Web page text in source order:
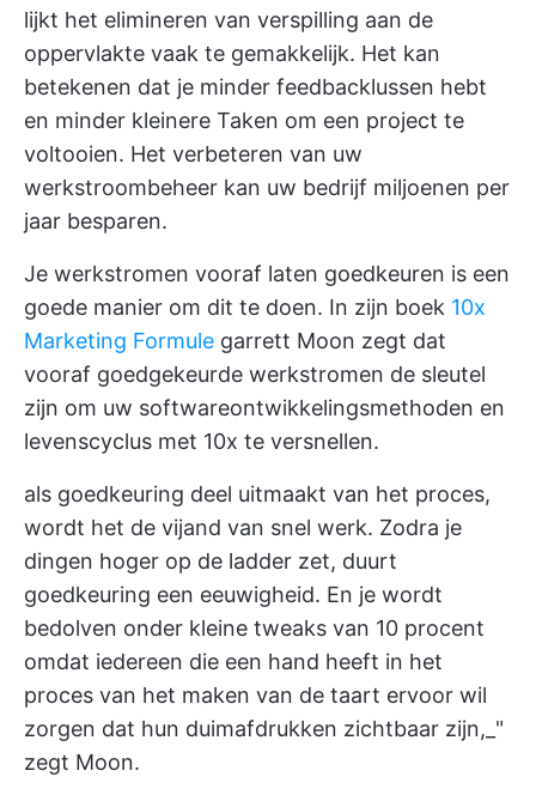
lijkt het elimineren van verspilling aan de
oppervlakte vaak te gemakkelijk. Het kan
betekenen dat je minder feedbacklussen hebt
en minder kleinere Taken om een project te
voltooien. Het verbeteren van uw
werkstroombeheer kan uw bedrijf miljoenen per
jaar besparen.
Je werkstromen vooraf laten goedkeuren is een
goede manier om dit te doen. In zijn boek 10x
Marketing Formule garrett Moon zegt dat
vooraf goedgekeurde werkstromen de sleutel
zijn om uw softwareontwikkelingsmethoden en
levenscyclus met 10x te versnellen.
als goedkeuring deel uitmaakt van het proces,
wordt het de vijand van snel werk. Zodra je
dingen hoger op de ladder zet, duurt
goedkeuring een eeuwigheid. En je wordt
bedolven onder kleine tweaks van 10 procent
omdat iedereen die een hand heeft in het
proces van het maken van de taart ervoor wil
zorgen dat hun duimafdrukken zichtbaar zijn,_"
zegt Moon.